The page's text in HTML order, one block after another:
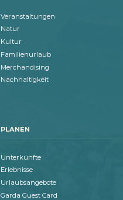
Veranstaltungen
Natur
Kultur
Familienurlaub
Merchandising
Nachhaltigkeit
PLANEN
Unterkünfte
Erlebnisse
Urlaubsangebote
Garda Guest Card